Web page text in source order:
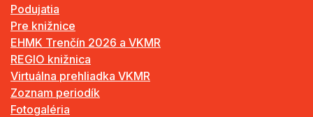
Podujatia
Pre knižnice
EHMK Trenčín 2026 a VKMR
REGIO knižnica
Virtuálna prehliadka VKMR
Zoznam periodík
Fotogaléria